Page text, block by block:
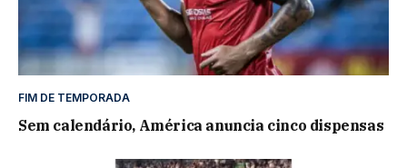
FIM DE TEMPORADA
Sem calendário, América anuncia cinco dispensas